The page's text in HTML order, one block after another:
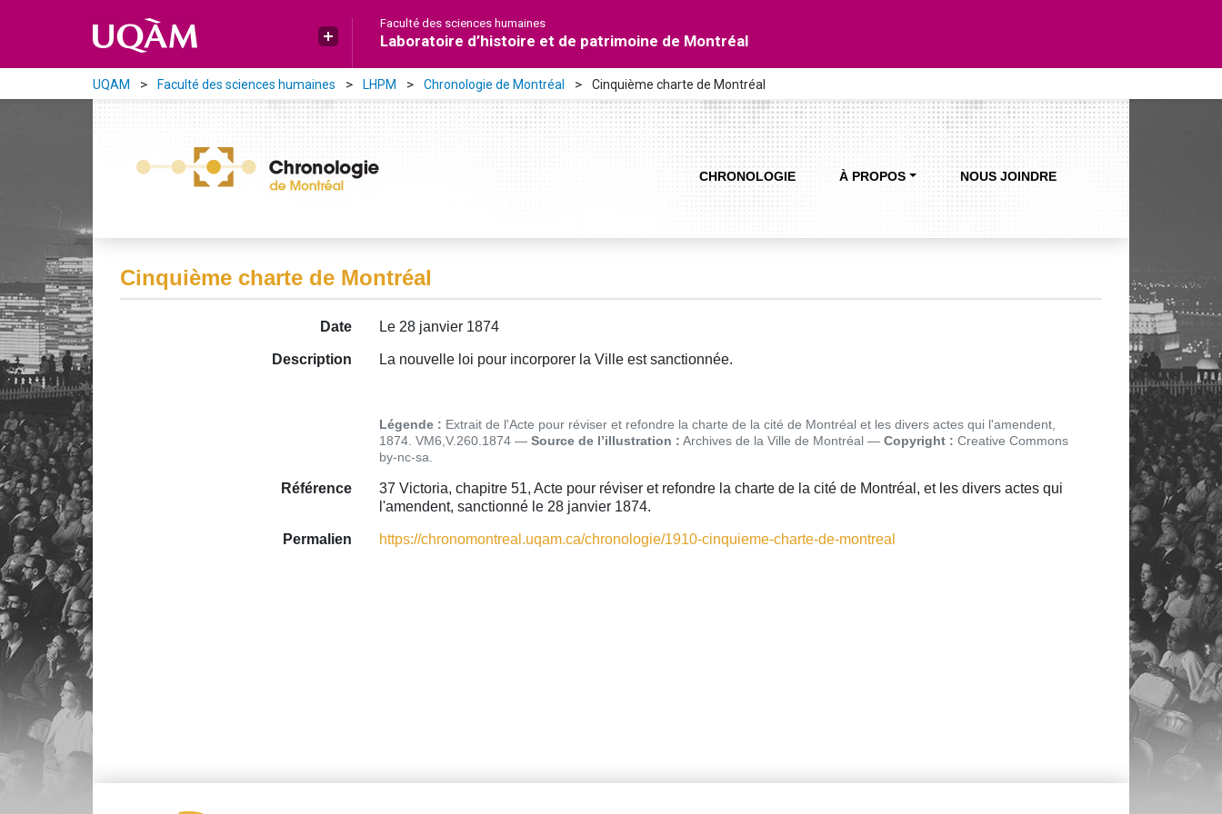
Faculté des sciences humaines
Laboratoire d’histoire et de patrimoine de Montréal
UQAM Faculté des sciences humaines LHPM Chronologie de Montréal Cinquième charte de Montréal
CHRONOLOGIE À PROPOS NOUS JOINDRE
Cinquième charte de Montréal
Date Le 28 janvier 1874
Description La nouvelle loi pour incorporer la Ville est sanctionnée.
Légende : Extrait de l'Acte pour réviser et refondre la charte de la cité de Montréal et les divers actes qui l'amendent,
1874. VM6,V.260.1874
Source de l’illustration : Archives de la Ville de Montréal Copyright : Creative Commons
by-nc-sa
Référence
37 Victoria, chapitre 51, Acte pour réviser et refondre la charte de la cité de Montréal, et les divers actes qui
l'amendent, sanctionné le 28 janvier 1874.
Permalien https://chronomontreal.uqam.ca/chronologie/1910-cinquieme-charte-de-montreal